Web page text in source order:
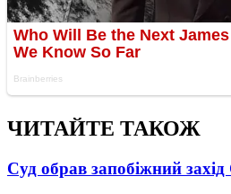
ЧИТАЙТЕ ТАКОЖ
Суд обрав запобіжний